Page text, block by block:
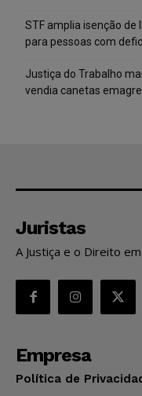
STF amplia isenção de
para pessoas com
Justiça do Trabalho
vendia canetas
Juristas
A Justiça e o Direito
Empresa
Política de